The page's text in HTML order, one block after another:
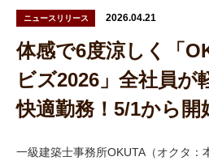
ニュースリリース 2026.04.21
体感で6度涼しく「
ビズ2026」全社員が
快適勤務！5/1から開
一級建築士事務所OKUTA（オクタ：